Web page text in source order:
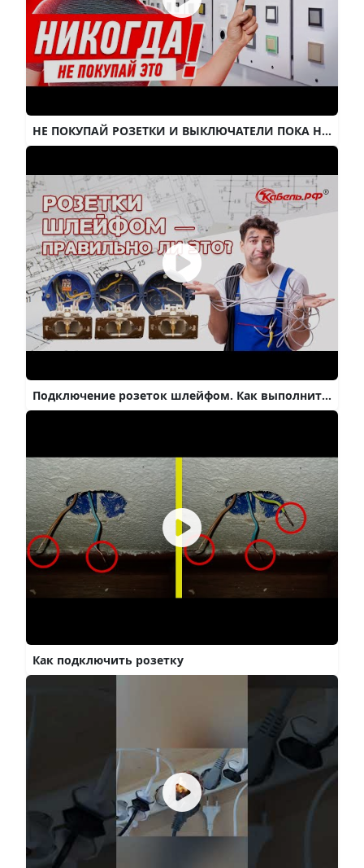
НЕ ПОКУПАЙ РОЗЕТКИ И ВЫКЛЮЧАТЕЛИ ПОКА НЕ ПОСМОТРИШЬ #143 [ ЗЕМСТАНДАРТ ]
Подключение розеток шлейфом. Как выполнить правильно?
Как подключить розетку